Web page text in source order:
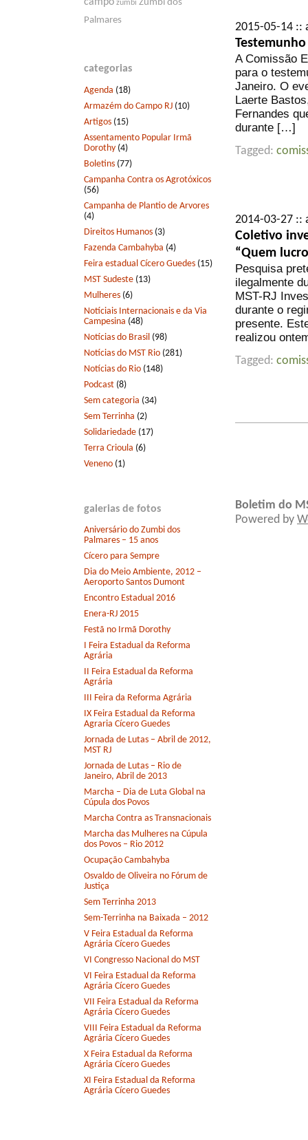
zumbi Zumbi dos
Palmares
categorias
Agenda (18)
Armazém do Campo RJ (10)
Artigos (15)
Assentamento Popular Irmã
Dorothy (4)
Boletins (77)
Campanha Contra os Agrotóxicos
(56)
Campanha de Plantio de Arvores
(4)
Direitos Humanos (3)
Fazenda Cambahyba (4)
Feira estadual Cícero Guedes (15)
MST Sudeste (13)
Mulheres (6)
Notíciais Internacionais e da Via
Campesina (48)
Notícias do Brasil (98)
Notícias do MST Rio (281)
Notícias do Rio (148)
Podcast (8)
Sem categoria (34)
Sem Terrinha (2)
Solidariedade (17)
Terra Crioula (6)
Veneno (1)
galerias de fotos
Aniversário do Zumbi dos
Palmares – 15 anos
Cícero para Sempre
Dia do Meio Ambiente, 2012 –
Aeroporto Santos Dumont
Encontro Estadual 2016
Enera-RJ 2015
Festã no Irmã Dorothy
I Feira Estadual da Reforma
Agrária
II Feira Estadual da Reforma
Agrária
III Feira da Reforma Agrária
IX Feira Estadual da Reforma
Agraria Cícero Guedes
Jornada de Lutas – Abril de 2012,
MST RJ
Jornada de Lutas – Rio de
Janeiro, Abril de 2013
Marcha – Dia de Luta Global na
Cúpula dos Povos
Marcha Contra as Transnacionais
Marcha das Mulheres na Cúpula
dos Povos – Rio 2012
Ocupação Cambahyba
Osvaldo de Oliveira no Fórum de
Justiça
Sem Terrinha 2013
Sem-Terrinha na Baixada – 2012
V Feira Estadual da Reforma
Agrária Cícero Guedes
VI Congresso Nacional do MST
VI Feira Estadual da Reforma
Agrária Cícero Guedes
VII Feira Estadual da Reforma
Agrária Cícero Guedes
VIII Feira Estadual da Reforma
Agrária Cícero Guedes
X Feira Estadual da Reforma
Agrária Cícero Guedes
XI Feira Estadual da Reforma
Agrária Cícero Guedes
2015-05-14
A Comissão
para o
Janeiro. O
Laerte
Fernandes
durante […]
Tagged:
2014-03-27
Coletivo
“Quem
Pesquisa
ilegalmente
MST-RJ
durante o
presente.
realizou
Tagged:
Boletim do
Powered by